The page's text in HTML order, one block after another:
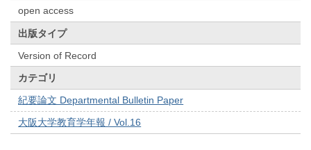
open access
出版タイプ
Version of Record
カテゴリ
紀要論文 Departmental Bulletin Paper
大阪大学教育学年報 / Vol.16